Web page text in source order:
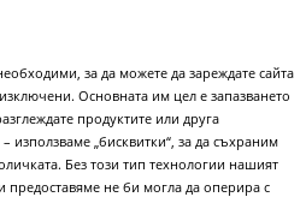
за да можете да зареждате сайта
Основната им цел е запазването
продуктите или друга
„бисквитки“, за да съхраним
Без този тип технологии нашият
предоставяме не би могла да оперира с